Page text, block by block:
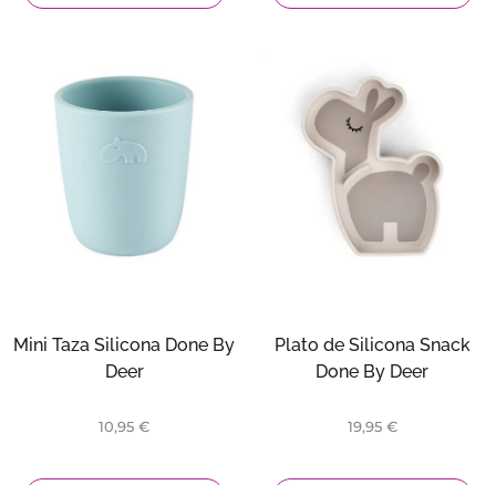
Mini Taza Silicona Done By
Deer
10,95 €
Plato de Silicona Snack
Done By Deer
19,95 €